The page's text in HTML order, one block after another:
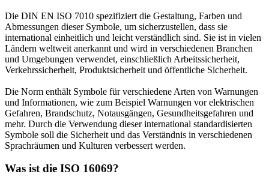
Die DIN EN ISO 7010 spezifiziert die Gestaltung, Farben und
Abmessungen dieser Symbole, um sicherzustellen, dass sie
international einheitlich und leicht verständlich sind. Sie ist in vielen
Ländern weltweit anerkannt und wird in verschiedenen Branchen
und Umgebungen verwendet, einschließlich Arbeitssicherheit,
Verkehrssicherheit, Produktsicherheit und öffentliche Sicherheit.
Die Norm enthält Symbole für verschiedene Arten von Warnungen
und Informationen, wie zum Beispiel Warnungen vor elektrischen
Gefahren, Brandschutz, Notausgängen, Gesundheitsgefahren und
mehr. Durch die Verwendung dieser international standardisierten
Symbole soll die Sicherheit und das Verständnis in verschiedenen
Sprachräumen und Kulturen verbessert werden.
Was ist die ISO 16069?